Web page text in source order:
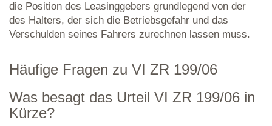
die Position des Leasinggebers grundlegend von der
des Halters, der sich die Betriebsgefahr und das
Verschulden seines Fahrers zurechnen lassen muss.
Häufige Fragen zu VI ZR 199/06
Was besagt das Urteil VI ZR 199/06 in
Kürze?